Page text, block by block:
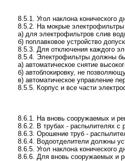
8.5.1. Угол наклона конического
8.5.2. На мокрые
а) для электрофильтров слив
б) поплавковое устройство
8.5.3. Для отключения каждого
8.5.4. Электрофильтры должны
а) автоматическое снятие
б) автоблокировку, не
в) автоматическое управление
8.5.5. Корпус и все части
8.6.1. На вновь сооружаемых и
8.6.2. В трубах - распылителях с
8.6.3. Орошение труб -
8.6.4. Водоотделители должны
8.6.5. Угол наклона конического
8.6.6. Для вновь сооружаемых и